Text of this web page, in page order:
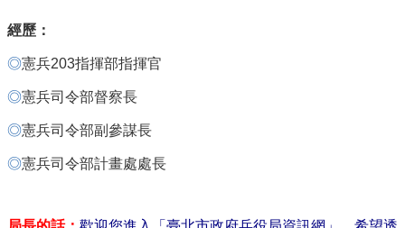
網
導
覽
回
頁
經歷：
◎憲兵203指揮部指揮官
◎憲兵司令部督察長
◎憲兵司令部副參謀長
◎憲兵司令部計畫處處長